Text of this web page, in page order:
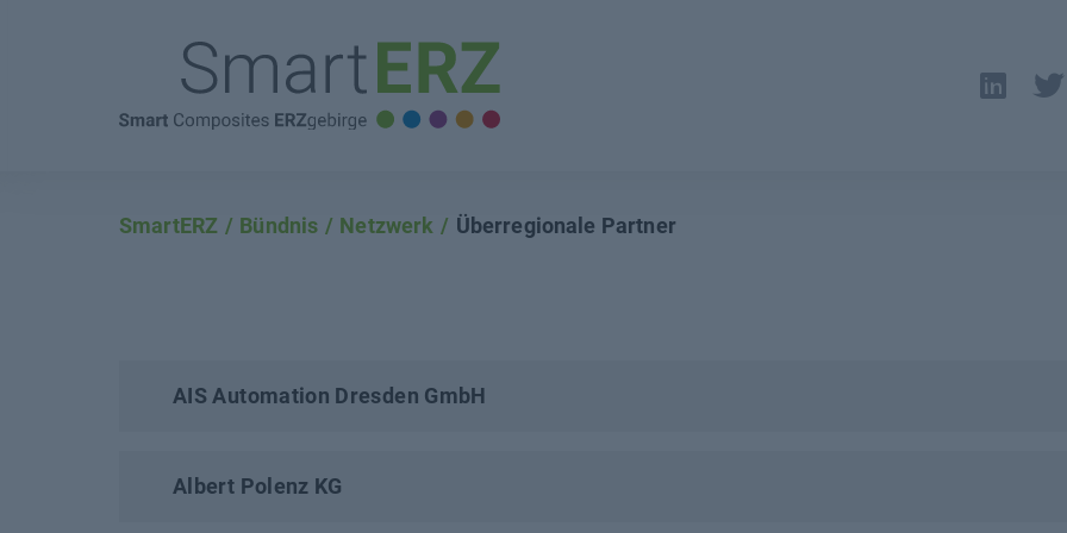
SmartERZ Bündnis Netzwerk Überregionale Partner
AIS Automation Dresden GmbH
Albert Polenz KG